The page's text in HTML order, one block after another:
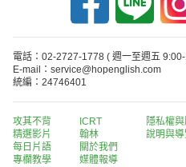
電話：02-2727-1778 ( 週一至週五
E-mail：service@hopenglish.com
統編：24746401
攻其不背
精選影片
每日片語
專欄教學
ICRT
翰林
關於我們
媒體報導
隱私權
說明與